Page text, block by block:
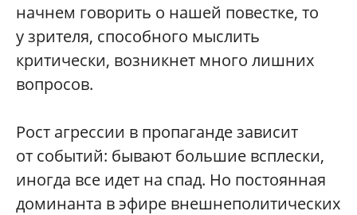
начнем говорить о нашей повестке, то
у зрителя, способного мыслить
критически, возникнет много лишних
вопросов.
Рост агрессии в пропаганде зависит
от событий: бывают большие всплески,
иногда все идет на спад. Но постоянная
доминанта в эфире внешнеполитических